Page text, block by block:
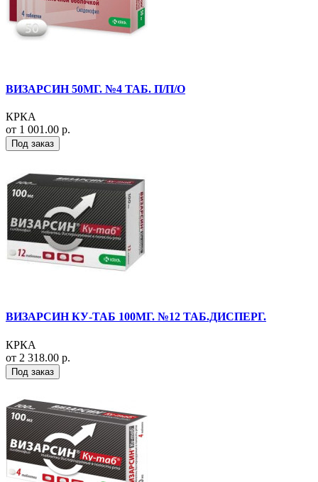
ВИЗАРСИН 50МГ. №4 ТАБ. П/П/О
КРКА
от 1 001.00 р.
Под заказ
ВИЗАРСИН КУ-ТАБ 100МГ. №12 ТАБ.ДИСПЕРГ.
КРКА
от 2 318.00 р.
Под заказ